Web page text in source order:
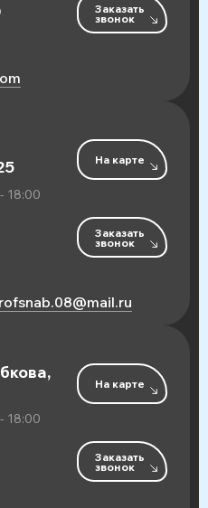
Заказать
звонок
18:00
На карте
Заказать
звонок
18:00
На карте
Заказать
звонок